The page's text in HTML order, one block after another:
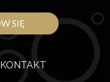
KONTAKT